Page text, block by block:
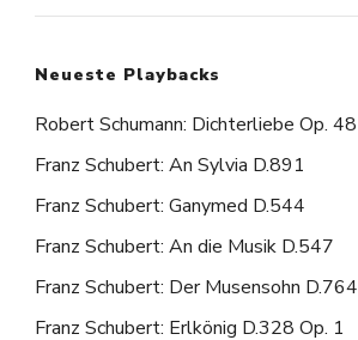
Neueste Playbacks
Robert Schumann: Dichterliebe Op. 48
Franz Schubert: An Sylvia D.891
Franz Schubert: Ganymed D.544
Franz Schubert: An die Musik D.547
Franz Schubert: Der Musensohn D.764
Franz Schubert: Erlkönig D.328 Op. 1